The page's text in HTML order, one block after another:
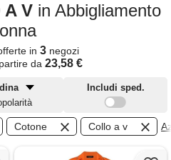
A V in Abbigliamento
in 3negozi
da 23,58 €
Includi sped.
Cotone Collo a v